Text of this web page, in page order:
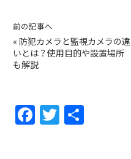
前の記事へ
« 防犯カメラと監視カメラの違
いとは？使用目的や設置場所
も解説
F T